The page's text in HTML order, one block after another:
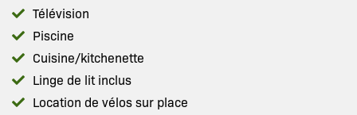
Télévision
Piscine
Cuisine/kitchenette
Linge de lit inclus
Location de vélos sur place